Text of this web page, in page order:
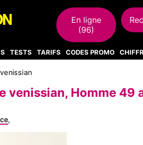
En ligne
(96)
TESTS TARIFS CODES PROMO
venissian
venissian, Homme 49
,